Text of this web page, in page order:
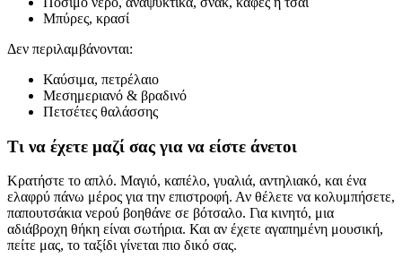
Μπύρες, κρασί
Δεν περιλαμβάνονται:
Καύσιμα, πετρέλαιο
Μεσημεριανό & βραδινό
Πετσέτες θαλάσσης
Τι να έχετε μαζί σας για να είστε άνετοι
Κρατήστε το απλό. Μαγιό, καπέλο, γυαλιά, αντηλιακό, και ένα
ελαφρύ πάνω μέρος για την επιστροφή. Αν θέλετε να κολυμπήσετε,
παπουτσάκια νερού βοηθάνε σε βότσαλο. Για κινητό, μια
αδιάβροχη θήκη είναι σωτήρια. Και αν έχετε αγαπημένη μουσική,
πείτε μας, το ταξίδι γίνεται πιο δικό σας.